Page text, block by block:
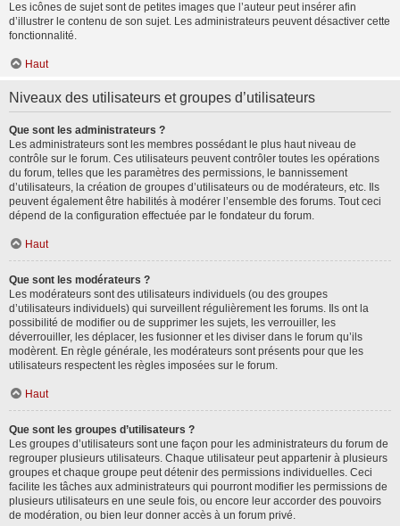
Les icônes de sujet sont de petites images que l’auteur peut insérer afin
d’illustrer le contenu de son sujet. Les administrateurs peuvent désactiver cette
fonctionnalité.
Haut
Niveaux des utilisateurs et groupes d’utilisateurs
Que sont les administrateurs ?
Les administrateurs sont les membres possédant le plus haut niveau de
contrôle sur le forum. Ces utilisateurs peuvent contrôler toutes les opérations
du forum, telles que les paramètres des permissions, le bannissement
d’utilisateurs, la création de groupes d’utilisateurs ou de modérateurs, etc. Ils
peuvent également être habilités à modérer l’ensemble des forums. Tout ceci
dépend de la configuration effectuée par le fondateur du forum.
Haut
Que sont les modérateurs ?
Les modérateurs sont des utilisateurs individuels (ou des groupes
d’utilisateurs individuels) qui surveillent régulièrement les forums. Ils ont la
possibilité de modifier ou de supprimer les sujets, les verrouiller, les
déverrouiller, les déplacer, les fusionner et les diviser dans le forum qu’ils
modèrent. En règle générale, les modérateurs sont présents pour que les
utilisateurs respectent les règles imposées sur le forum.
Haut
Que sont les groupes d’utilisateurs ?
Les groupes d’utilisateurs sont une façon pour les administrateurs du forum de
regrouper plusieurs utilisateurs. Chaque utilisateur peut appartenir à plusieurs
groupes et chaque groupe peut détenir des permissions individuelles. Ceci
facilite les tâches aux administrateurs qui pourront modifier les permissions de
plusieurs utilisateurs en une seule fois, ou encore leur accorder des pouvoirs
de modération, ou bien leur donner accès à un forum privé.